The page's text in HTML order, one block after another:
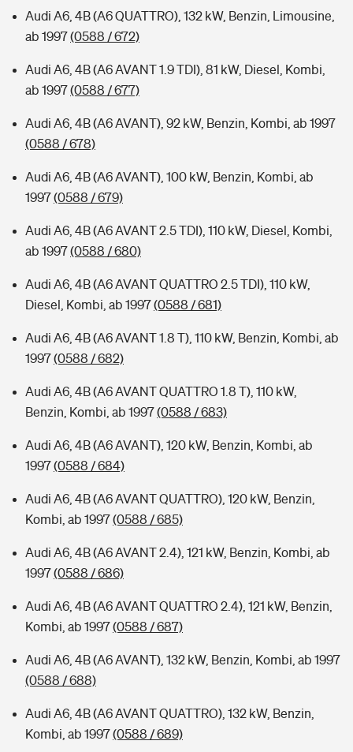
Audi A6, 4B (A6 QUATTRO), 132 kW, Benzin, Limousine,
ab 1997(0588 / 672)
Audi A6, 4B (A6 AVANT 1.9 TDI), 81 kW, Diesel, Kombi,
ab 1997(0588 / 677)
Audi A6, 4B (A6 AVANT), 92 kW, Benzin, Kombi, ab 1997
(0588 / 678)
Audi A6, 4B (A6 AVANT), 100 kW, Benzin, Kombi, ab
1997(0588 / 679)
Audi A6, 4B (A6 AVANT 2.5 TDI), 110 kW, Diesel, Kombi,
ab 1997(0588 / 680)
Audi A6, 4B (A6 AVANT QUATTRO 2.5 TDI), 110 kW,
Diesel, Kombi, ab 1997(0588 / 681)
Audi A6, 4B (A6 AVANT 1.8 T), 110 kW, Benzin, Kombi, ab
1997(0588 / 682)
Audi A6, 4B (A6 AVANT QUATTRO 1.8 T), 110 kW,
Benzin, Kombi, ab 1997(0588 / 683)
Audi A6, 4B (A6 AVANT), 120 kW, Benzin, Kombi, ab
1997(0588 / 684)
Audi A6, 4B (A6 AVANT QUATTRO), 120 kW, Benzin,
Kombi, ab 1997(0588 / 685)
Audi A6, 4B (A6 AVANT 2.4), 121 kW, Benzin, Kombi, ab
1997(0588 / 686)
Audi A6, 4B (A6 AVANT QUATTRO 2.4), 121 kW, Benzin,
Kombi, ab 1997(0588 / 687)
Audi A6, 4B (A6 AVANT), 132 kW, Benzin, Kombi, ab 1997
(0588 / 688)
Audi A6, 4B (A6 AVANT QUATTRO), 132 kW, Benzin,
Kombi, ab 1997(0588 / 689)